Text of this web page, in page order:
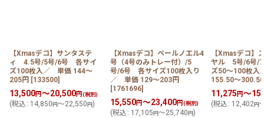
【Xmasデコ】サンタステ
ィ 4.5号/5号/6号 各サイ
ズ100枚入／ 単価 144〜
205円 [133500]
13,500円～20,500円(税別)
(税込 : 14,850円～22,550円)
【Xmasデコ】ペールノエル4
号（4号のみトレー付）/5
号/6号 各サイズ100枚入り
／ 単価 129〜203円
[1761696]
15,550円～23,400円(税別)
(税込 : 17,105円～25,740円)
【Xmasデコ】
ヤル 5号/6号/
ズ50〜100枚
155.50〜
11,275円～
(税込 : 12,402円